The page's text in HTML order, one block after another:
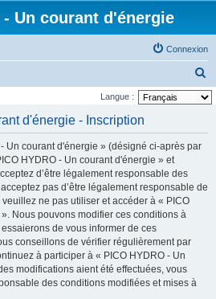
- Un courant d'énergie
Connexion
e
Langue :
d'énergie - Inscription
Un courant d'énergie » (désigné ci-après par
HYDRO - Un courant d'énergie » et
d’être légalement responsable des
pas d’être légalement responsable de
ne pas utiliser et accéder à « PICO
Nous pouvons modifier ces conditions à
de vous informer de ces
conseillons de vérifier régulièrement par
à participer à « PICO HYDRO - Un
modifications aient été effectuées, vous
des conditions modifiées et mises à